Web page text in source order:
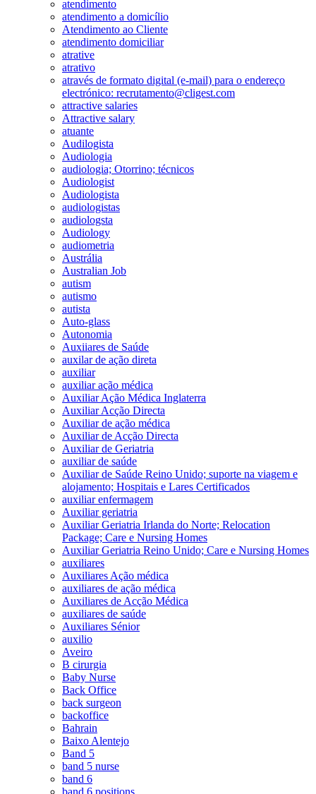
atendimento
atendimento a domicílio
Atendimento ao Cliente
atendimento domiciliar
atrative
atrativo
através de formato digital (e-mail) para o endereço
electrónico: recrutamento@cligest.com
attractive salaries
Attractive salary
atuante
Audilogista
Audiologia
audiologia; Otorrino; técnicos
Audiologist
Audiologista
audiologistas
audiologsta
Audiology
audiometria
Austrália
Australian Job
autism
autismo
autista
Auto-glass
Autonomia
Auxiiares de Saúde
auxilar de ação direta
auxiliar
auxiliar ação médica
Auxiliar Ação Médica Inglaterra
Auxiliar Acção Directa
Auxiliar de ação médica
Auxiliar de Acção Directa
Auxiliar de Geriatria
auxiliar de saúde
Auxiliar de Saúde Reino Unido; suporte na viagem e
alojamento; Hospitais e Lares Certificados
auxiliar enfermagem
Auxiliar geriatria
Auxiliar Geriatria Irlanda do Norte; Relocation
Package; Care e Nursing Homes
Auxiliar Geriatria Reino Unido; Care e Nursing Homes
auxiliares
Auxiliares Ação médica
auxiliares de ação médica
Auxiliares de Acção Médica
auxiliares de saúde
Auxiliares Sénior
auxilio
Aveiro
B cirurgia
Baby Nurse
Back Office
back surgeon
backoffice
Bahrain
Baixo Alentejo
Band 5
band 5 nurse
band 6
band 6 positions